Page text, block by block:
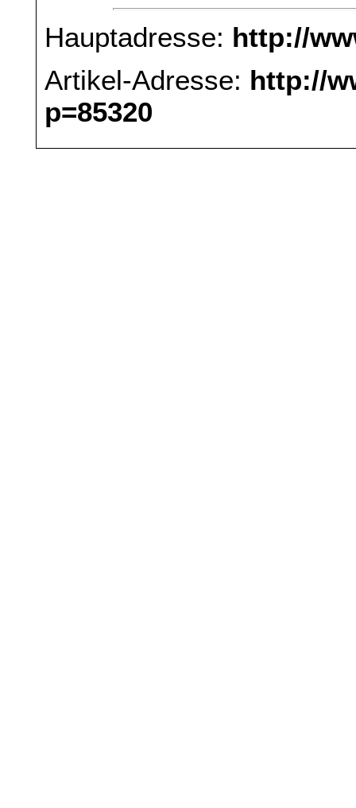
Hauptadresse: http://
Artikel-Adresse: http://
p=85320